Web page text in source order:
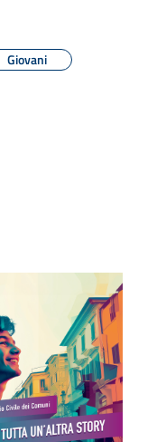
Giovani